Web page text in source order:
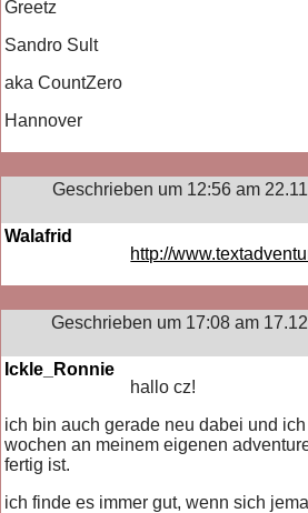
Greetz
Sandro Sult
aka CountZero
Hannover
Geschrieben um 12:56 am
Walafrid
http://
Geschrieben um 17:08 am
Ickle_Ronnie
hallo cz!
ich bin auch gerade neu dabei und
wochen an meinem eigenen
fertig ist.
ich finde es immer gut, wenn sich